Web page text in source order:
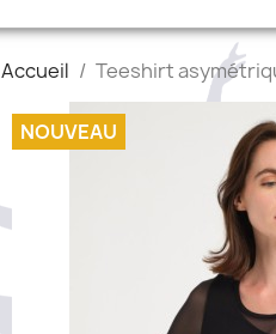
Accueil Teeshirt
NOUVEAU